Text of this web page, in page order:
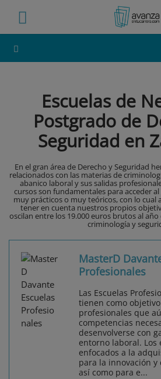
Escuelas de
Postgrado de
Seguridad en
En el gran área de Derecho y Seguridad
relacionados con las materias de
abanico laboral y sus salidas
cursos son fundamentales para acceder
muy prácticos o muy teóricos, con lo cual
tener en cuenta nuestros propios
oscilan entre los 19.000 euros brutos al año
criminología y
MasterD
Profesionales
Las Escuelas
tienen como
profesionales que
competencias
desenvolverse con
entorno laboral. Los
enfocados a la
para la innovación
así como para e...